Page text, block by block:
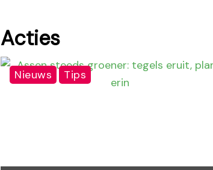
Acties
Nieuws Tips